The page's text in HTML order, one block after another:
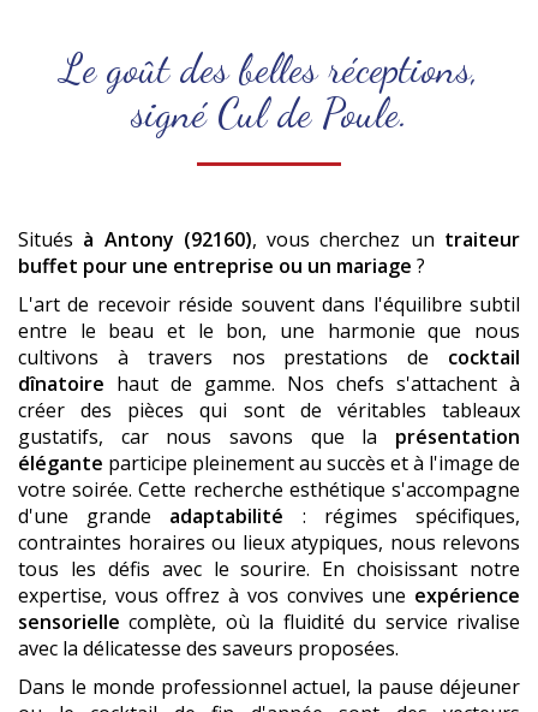
Le goût des belles réceptions,
signé Cul de Poule.
Situés à Antony (92160), vous cherchez un traiteur
buffet pour une entreprise ou un mariage ?
L'art de recevoir réside souvent dans l'équilibre subtil
entre le beau et le bon, une harmonie que nous
cultivons à travers nos prestations de cocktail
dînatoire haut de gamme. Nos chefs s'attachent à
créer des pièces qui sont de véritables tableaux
gustatifs, car nous savons que la présentation
élégante participe pleinement au succès et à l'image de
votre soirée. Cette recherche esthétique s'accompagne
d'une grande adaptabilité : régimes spécifiques,
contraintes horaires ou lieux atypiques, nous relevons
tous les défis avec le sourire. En choisissant notre
expertise, vous offrez à vos convives une expérience
sensorielle complète, où la fluidité du service rivalise
avec la délicatesse des saveurs proposées.
Dans le monde professionnel actuel, la pause déjeuner